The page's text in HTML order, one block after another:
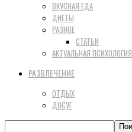
ВКУСНАЯ ЕДА
ДИЕТЫ
РАЗНОЕ
СТАТЬИ
АКТУАЛЬНАЯ ПСИХОЛОГИЯ
РАЗВЛЕЧЕНИЕ
ОТДЫХ
ДОСУГ